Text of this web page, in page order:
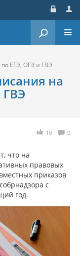
ЕГЭ, ОГЭ и ГВЭ
на
ГВЭ
0
10
что на
правовых
приказов
с
год.